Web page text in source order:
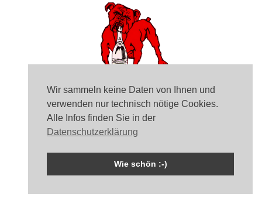
© 2007 -2026 Familie von Theo Prosel. Alle Rechte
Wir sammeln keine Daten von Ihnen und
verwenden nur technisch nötige Cookies.
Alle Infos finden Sie in der
Datenschutzerklärung
Wie schön :-)